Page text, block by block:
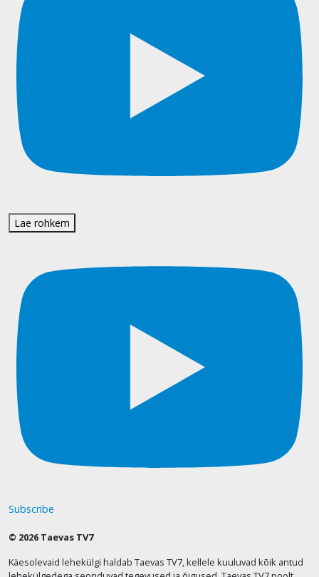
Lae rohkem
Subscribe
© 2026 Taevas TV7
Käesolevaid lehekülgi haldab Taevas TV7, kellele kuuluvad kõik antud